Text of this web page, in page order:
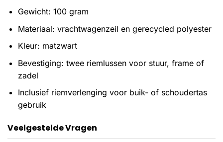
Gewicht: 100 gram
Materiaal: vrachtwagenzeil en gerecycled polyester
Kleur: matzwart
Bevestiging: twee riemlussen voor stuur, frame of
zadel
Inclusief riemverlenging voor buik- of schoudertas
gebruik
Veelgestelde Vragen